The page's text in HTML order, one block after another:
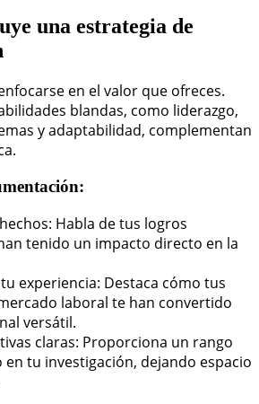
una estrategia de
en el valor que ofreces.
blandas, como liderazgo,
y adaptabilidad, complementan
Habla de tus logros
tenido un impacto directo en la
experiencia: Destaca cómo tus
laboral te han convertido
versátil.
claras: Proporciona un rango
en tu investigación, dejando espacio